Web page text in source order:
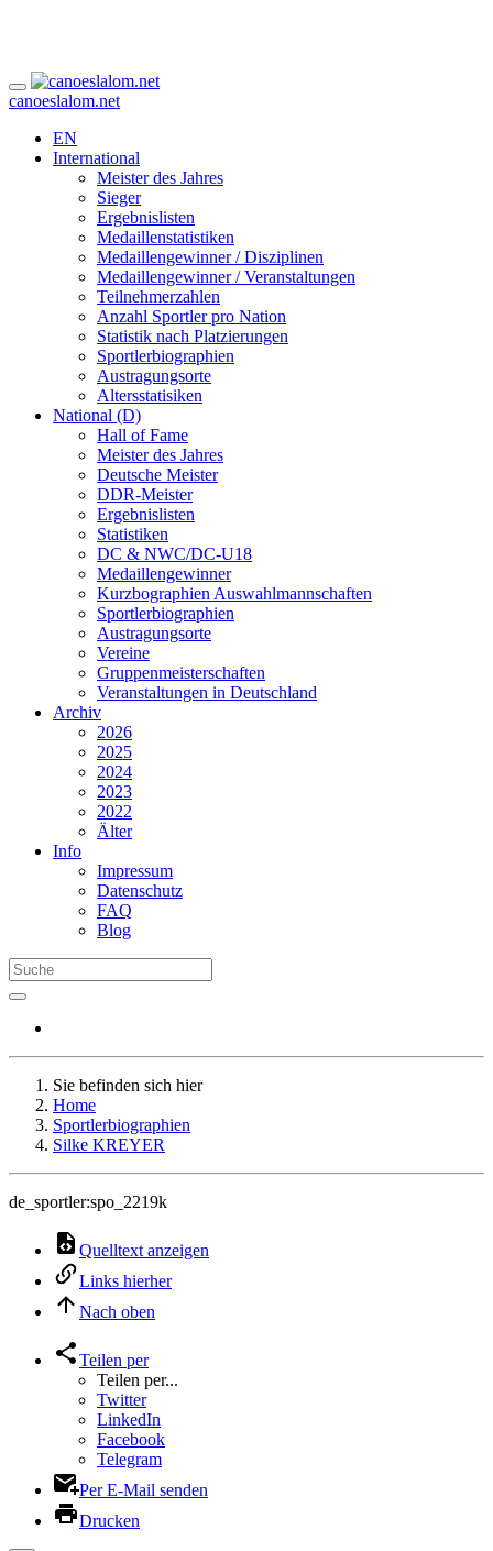
canoeslalom.net
EN
International
Meister des Jahres
Sieger
Ergebnislisten
Medaillenstatistiken
Medaillengewinner / Disziplinen
Medaillengewinner / Veranstaltungen
Teilnehmerzahlen
Anzahl Sportler pro Nation
Statistik nach Platzierungen
Sportlerbiographien
Austragungsorte
Altersstatisiken
National (D)
Hall of Fame
Meister des Jahres
Deutsche Meister
DDR-Meister
Ergebnislisten
Statistiken
DC & NWC/DC-U18
Medaillengewinner
Kurzbographien Auswahlmannschaften
Sportlerbiographien
Austragungsorte
Vereine
Gruppenmeisterschaften
Veranstaltungen in Deutschland
Archiv
2026
2025
2024
2023
2022
Älter
Info
Impressum
Datenschutz
FAQ
Blog
Sie befinden sich hier
Home
Sportlerbiographien
Silke KREYER
de_sportler:spo_2219k
Quelltext anzeigen
Links hierher
Nach oben
Teilen per
Teilen per...
Twitter
LinkedIn
Facebook
Telegram
Per E-Mail senden
Drucken